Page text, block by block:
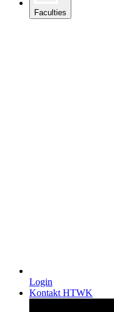
Faculties
Login
Kontakt HTWK